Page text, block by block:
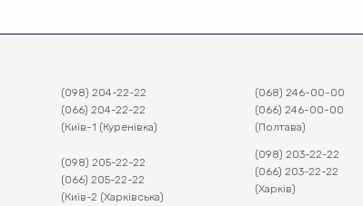
(098) 204-22-22
(066) 204-22-22
(Київ-1 (Куренівка)
(098) 205-22-22
(066) 205-22-22
(Київ-2 (Харківська)
(068) 246-00-00
(066) 246-00-00
(Полтава)
(098) 203-22-22
(066) 203-22-22
(Харків)